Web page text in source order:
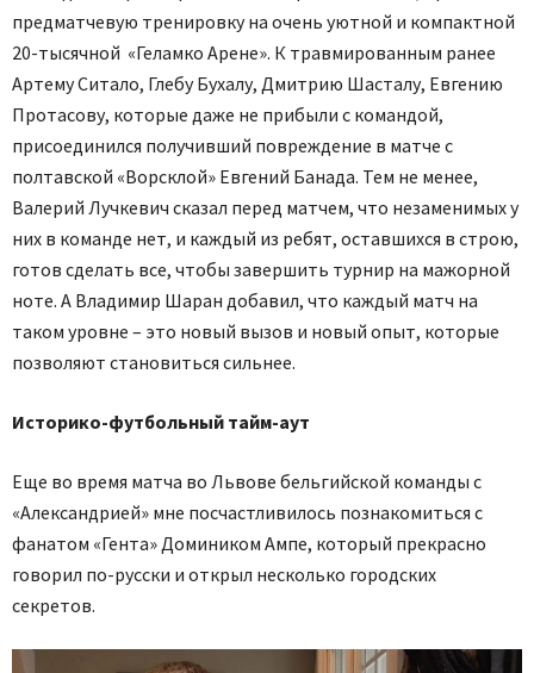
предматчевую тренировку на очень уютной и компактной
20-тысячной «Геламко Арене». К травмированным ранее
Артему Ситало, Глебу Бухалу, Дмитрию Шасталу, Евгению
Протасову, которые даже не прибыли с командой,
присоединился получивший повреждение в матче с
полтавской «Ворсклой» Евгений Банада. Тем не менее,
Валерий Лучкевич сказал перед матчем, что незаменимых у
них в команде нет, и каждый из ребят, оставшихся в строю,
готов сделать все, чтобы завершить турнир на мажорной
ноте. А Владимир Шаран добавил, что каждый матч на
таком уровне – это новый вызов и новый опыт, которые
позволяют становиться сильнее.
Историко-футбольный тайм-аут
Еще во время матча во Львове бельгийской команды с
«Александрией» мне посчастливилось познакомиться с
фанатом «Гента» Домиником Ампе, который прекрасно
говорил по-русски и открыл несколько городских
секретов.